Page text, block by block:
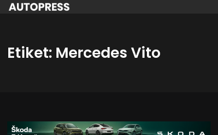
Etiket: Mercedes Vito